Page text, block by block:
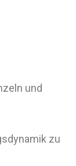
und
zu